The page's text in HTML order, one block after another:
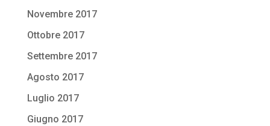
Novembre 2017
Ottobre 2017
Settembre 2017
Agosto 2017
Luglio 2017
Giugno 2017